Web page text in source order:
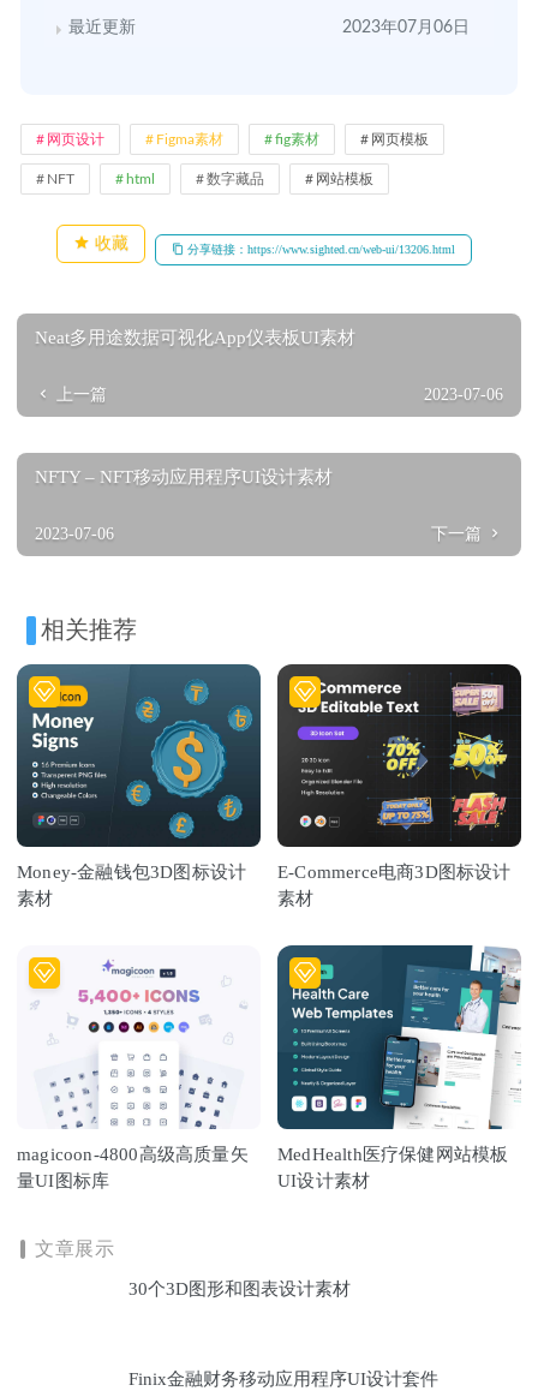
最近更新 2023年07月06日
网页设计 Figma素材 fig素材 网页模板
NFT html 数字藏品 网站模板
收藏 分享链接：https://www.sighted.cn/web-ui/13206.html
Neat多用途数据可视化App仪表板UI素材
上一篇 2023-07-06
NFTY – NFT移动应用程序UI设计素材
2023-07-06 下一篇
相关推荐
Money-金融钱包3D图标设计
素材
E-Commerce电商3D图标设计
素材
magicoon-4800高级高质量矢
量UI图标库
MedHealth医疗保健网站模板
UI设计素材
文章展示
30个3D图形和图表设计素材
Finix金融财务移动应用程序UI设计套件